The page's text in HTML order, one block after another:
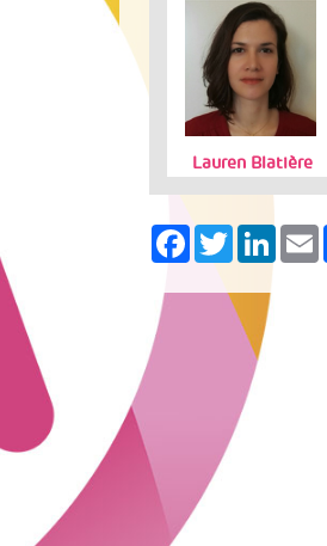
Lauren Blatière
FacebookTwitter